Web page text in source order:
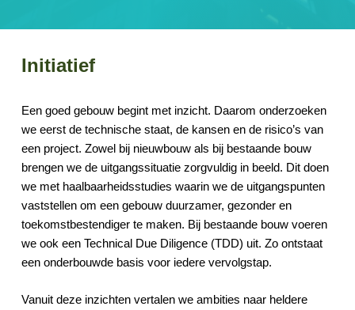
Initiatief
Een goed gebouw begint met inzicht. Daarom onderzoeken
we eerst de technische staat, de kansen en de risico’s van
een project. Zowel bij nieuwbouw als bij bestaande bouw
brengen we de uitgangssituatie zorgvuldig in beeld. Dit doen
we met haalbaarheidsstudies waarin we de uitgangspunten
vaststellen om een gebouw duurzamer, gezonder en
toekomstbestendiger te maken. Bij bestaande bouw voeren
we ook een Technical Due Diligence (TDD) uit. Zo ontstaat
een onderbouwde basis voor iedere vervolgstap.
Vanuit deze inzichten vertalen we ambities naar heldere